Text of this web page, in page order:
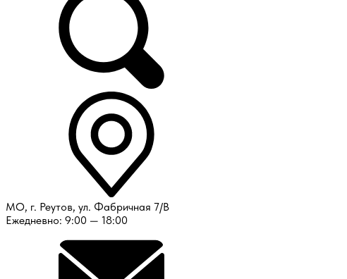
МО, г. Реутов, ул. Фабричная 7/В
Ежедневно: 9:00 — 18:00